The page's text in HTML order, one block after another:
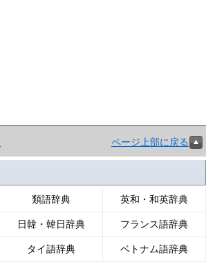
ページ上部に戻る
類語辞典 英和・和英辞典
日韓・韓日辞典 フランス語辞典
タイ語辞典 ベトナム語辞典